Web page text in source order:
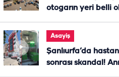
otogarın yeri belli
Asayiş
Şanlıurfa’da
sonrası skandal!